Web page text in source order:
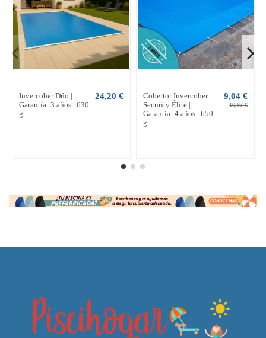
Invercober Dúo |
Garantía: 3 años | 630
g
24,20 €
Cobertor Invercober
Security Élite |
Garantía: 4 años | 650
gr
9,04 €
10,63 €